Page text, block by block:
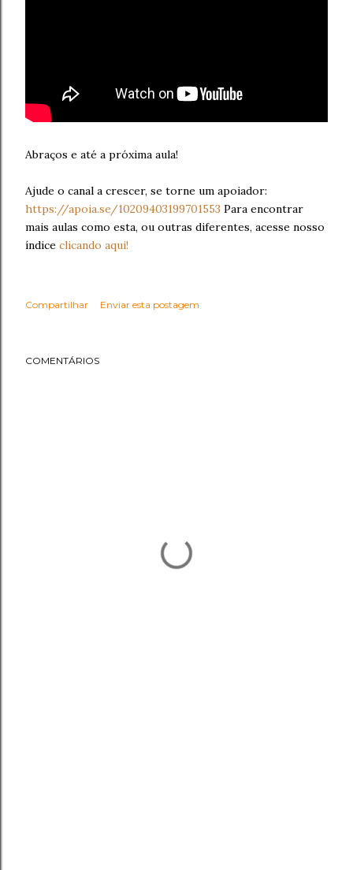
Abraços e até a próxima aula!
Ajude o canal a crescer, se torne um apoiador:
https://apoia.se/10209403199701553 Para encontrar
mais aulas como esta, ou outras diferentes, acesse nosso
índice clicando aqui!
Compartilhar Enviar esta postagem
COMENTÁRIOS